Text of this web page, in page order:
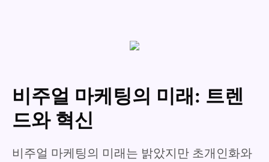
비주얼 마케팅의 미래: 트렌
드와 혁신
비주얼 마케팅의 미래는 밝았지만 초개인화와